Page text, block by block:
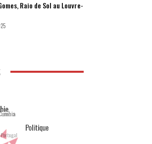
Raio de Sol au Louvre-